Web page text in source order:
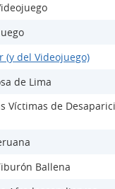
(y del Videojuego)
de Lima
Víctimas de
Ballena